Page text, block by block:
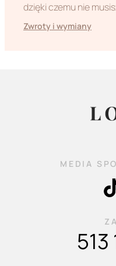
dzięki czemu nie
Zwroty i wymiany
MEDIA
513